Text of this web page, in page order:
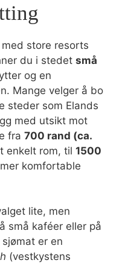
store resorts
du i stedet små
og en
Mange velger å bo
steder som Elands
med utsikt mot
fra 700 rand (ca.
enkelt rom, til 1500
komfortable
lite, men
små kaféer eller på
er en
(vestkystens